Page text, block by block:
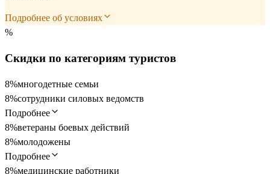
Подробнее об условиях
%
Скидки по категориям туристов
8%многодетные семьи
8%сотрудники силовых ведомств
Подробнее
8%ветераны боевых действий
8%молодожены
Подробнее
8%медицинские работники